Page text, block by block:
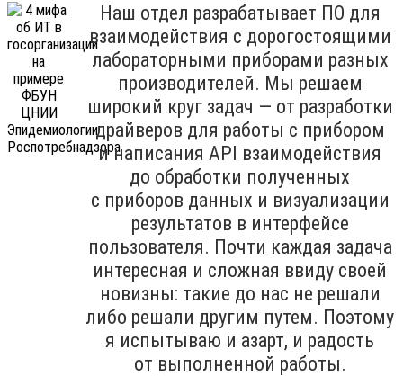
Наш отдел разрабатывает ПО для
взаимодействия с дорогостоящими
лабораторными приборами разных
производителей. Мы решаем
широкий круг задач — от разработки
драйверов для работы с прибором
и написания API взаимодействия
до обработки полученных
с приборов данных и визуализации
результатов в интерфейсе
пользователя. Почти каждая задача
интересная и сложная ввиду своей
новизны: такие до нас не решали
либо решали другим путем. Поэтому
я испытываю и азарт, и радость
от выполненной работы.